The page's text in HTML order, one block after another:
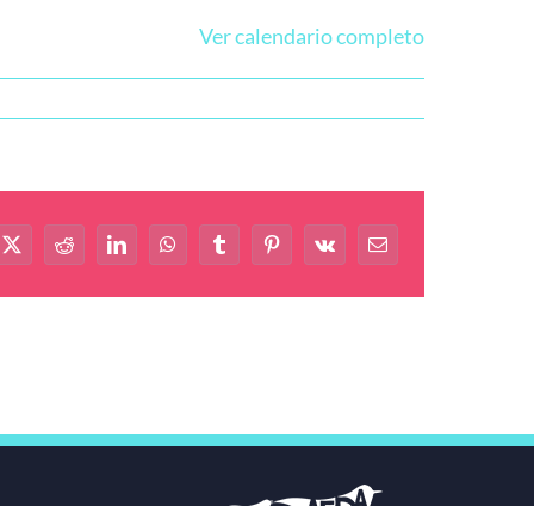
Ver calendario completo
X RedditLinkedInWhatsAppTumblrPinterest
Vk
Correo
electrónico